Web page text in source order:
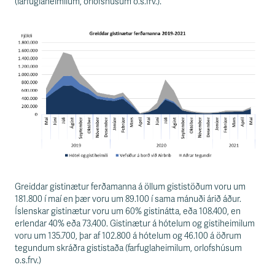
Greiddar gistinætur ferðamanna á öllum gististöðum voru um
181.800 í maí en þær voru um 89.100 í sama mánuði árið áður.
Íslenskar gistinætur voru um 60% gistinátta, eða 108.400, en
erlendar 40% eða 73.400. Gistinætur á hótelum og gistiheimilum
voru um 135.700, þar af 102.800 á hótelum og 46.100 á öðrum
tegundum skráðra gististaða (farfuglaheimilum, orlofshúsum
o.s.frv.)